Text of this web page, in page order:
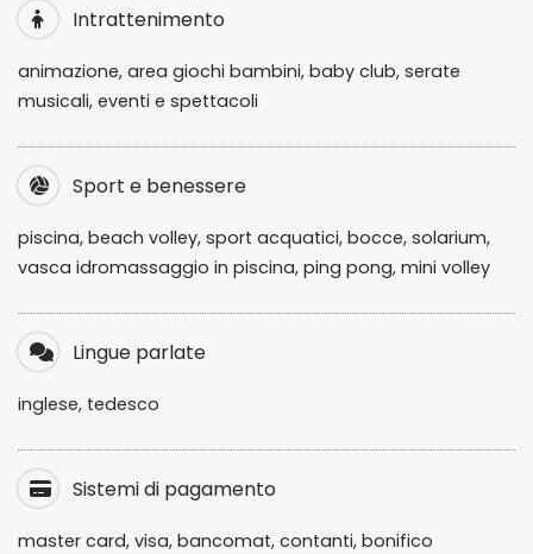
Intrattenimento
animazione, area giochi bambini, baby club, serate
musicali, eventi e spettacoli
Sport e benessere
piscina, beach volley, sport acquatici, bocce, solarium,
vasca idromassaggio in piscina, ping pong, mini volley
Lingue parlate
inglese, tedesco
Sistemi di pagamento
master card, visa, bancomat, contanti, bonifico